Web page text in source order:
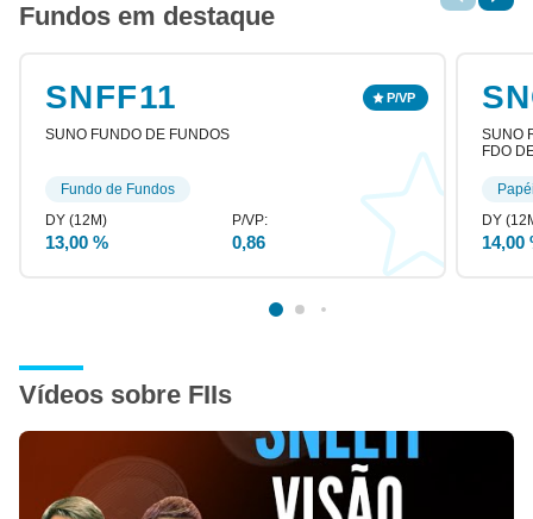
Fundos em destaque
SNFF11
SUNO FUNDO DE FUNDOS
13,00 % 0,86
Fundo de Fundos
SUNO
FDO
14,00
Vídeos sobre FIIs